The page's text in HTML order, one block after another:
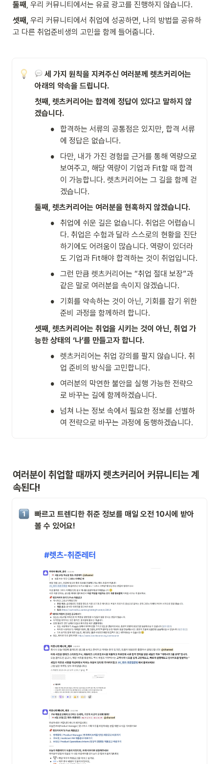
둘째 , 우리 커뮤니티에서는 유료 광고를 진행하지 않습니다.
셋째, 우리 커뮤니티에서 취업에 성공하면, 나의 방법을 공유하
고 다른 취업준비생의 고민을 함께 들어줍니다.
세 가지 원칙을 지켜주신 여러분께 렛츠커리어는
아래의 약속을 드립니다.
첫째, 렛츠커리어는 합격에 정답이 있다고 말하지 않
겠습니다.
•
합격하는 서류의 공통점은 있지만, 합격 서류
에 정답은 없습니다.
•
다만, 내가 가진 경험을 근거를 통해 역량으로
보여주고, 해당 역량이 기업과 Fit할 때 합격
이 가능합니다. 렛츠커리어는 그 길을 함께 걷
겠습니다.
둘째, 렛츠커리어는 여러분을 현혹하지 않겠습니다.
•
취업에 쉬운 길은 없습니다. 취업은 어렵습니
다. 취업은 수험과 달라 스스로의 현황을 진단
하기에도 어려움이 많습니다. 역량이 있더라
도 기업과 Fit해야 합격하는 것이 취업입니다.
•
그런 만큼 렛츠커리어는 “취업 절대 보장”과
같은 말로 여러분을 속이지 않겠습니다.
•
기회를 약속하는 것이 아닌, 기회를 잡기 위한
준비 과정을 함께하려 합니다.
셋째, 렛츠커리어는 취업을 시키는 것이 아닌, 취업 가
능한 상태의 ‘나’를 만들고자 합니다.
•
렛츠커리어는 취업 강의를 팔지 않습니다. 취
업 준비의 방식을 고민합니다.
•
여러분의 막연한 불안을 실행 가능한 전략으
로 바꾸는 길에 함께하겠습니다.
•
넘쳐 나는 정보 속에서 필요한 정보를 선별하
여 전략으로 바꾸는 과정에 동행하겠습니다.
여러분이 취업할 때까지 렛츠커리어 커뮤니티는 계
속된다!
빠르고 트렌디한 취준 정보를 매일 오전 10시에 받아
볼 수 있어요!